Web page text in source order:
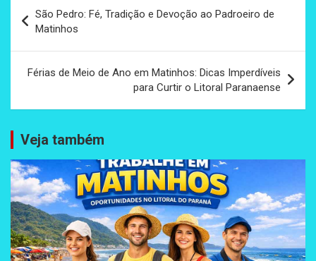
de
Post
São Pedro: Fé, Tradição e Devoção ao Padroeiro de
Matinhos
Férias de Meio de Ano em Matinhos: Dicas Imperdíveis
para Curtir o Litoral Paranaense
Veja também